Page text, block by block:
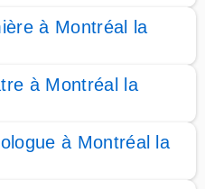
à Montréal la
à Montréal la
à Montréal la